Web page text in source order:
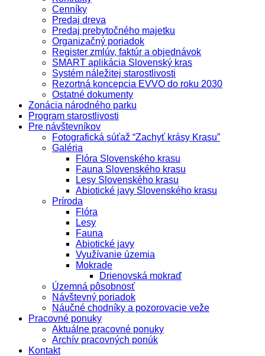
Cenníky
Predaj dreva
Predaj prebytočného majetku
Organizačný poriadok
Register zmlúv, faktúr a objednávok
SMART aplikácia Slovenský kras
Systém náležitej starostlivosti
Rezortná koncepcia EVVO do roku 2030
Ostatné dokumenty
Zonácia národného parku
Program starostlivosti
Pre návštevníkov
Fotografická súťaž “Zachyť krásy Krasu”
Galéria
Flóra Slovenského krasu
Fauna Slovenského krasu
Lesy Slovenského krasu
Abiotické javy Slovenského krasu
Príroda
Flóra
Lesy
Fauna
Abiotické javy
Využívanie územia
Mokrade
Drienovská mokraď
Územná pôsobnosť
Návštevný poriadok
Náučné chodníky a pozorovacie veže
Pracovné ponuky
Aktuálne pracovné ponuky
Archív pracovných ponúk
Kontakt